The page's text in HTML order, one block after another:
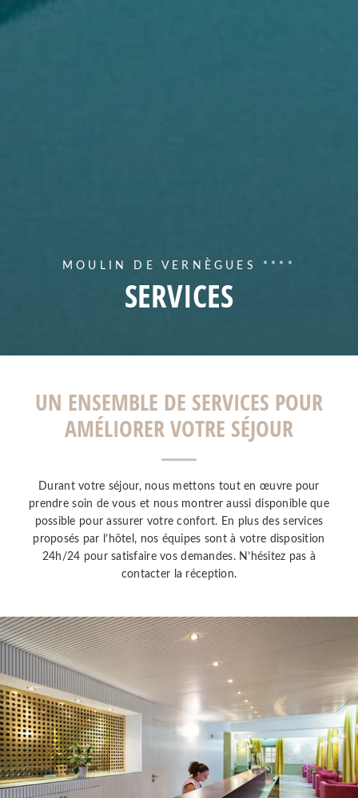
MOULIN DE VERNÈGUES ****
SERVICES
UN ENSEMBLE DE SERVICES POUR
AMÉLIORER VOTRE SÉJOUR
Durant votre séjour, nous mettons tout en œuvre pour
prendre soin de vous et nous montrer aussi disponible que
possible pour assurer votre confort. En plus des services
proposés par l’hôtel, nos équipes sont à votre disposition
24h/24 pour satisfaire vos demandes. N’hésitez pas à
contacter la réception.